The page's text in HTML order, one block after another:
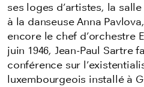
ses loges d’artistes, la
à la danseuse Anna
encore le chef d’orchestre
juin 1946, Jean-Paul Sartre
conférence sur
luxembourgeois installé à